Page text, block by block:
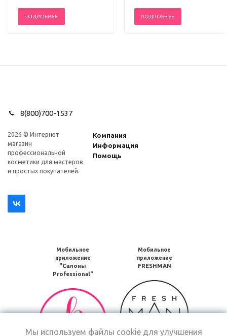
ПОДРОБНЕЕ ПОДРОБНЕЕ
8(800)700-1537
2026 © Интернет
магазин
профеcсиональной
косметики для мастеров
и простых покупателей.
Компания
Информация
Помощь
Мобильное
приложение
"Салоны
Professional"
Мобильное
приложение
Салоны
загрузить
Мобильное
приложение
FRESHMAN
Мобильное
приложение
FRESHMAN
Мы используем файлы cookie для улучшения